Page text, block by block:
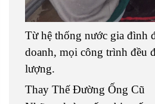
Từ hệ thống nước gia đình
doanh, mọi công trình đều
lượng.
Thay Thế Đường Ống Cũ